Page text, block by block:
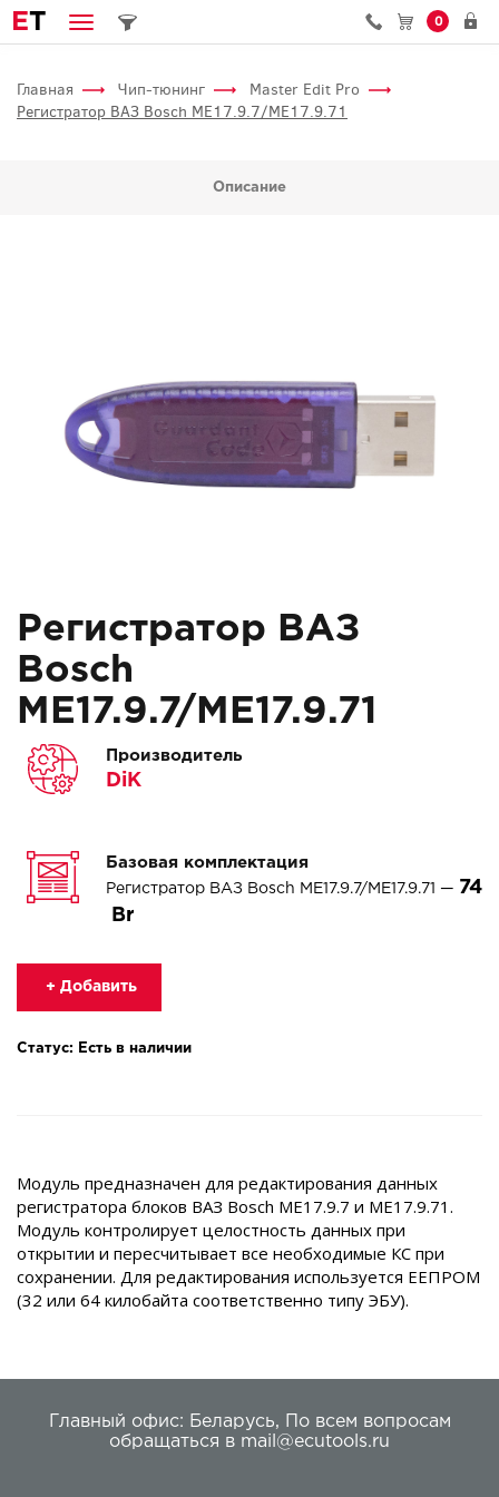
ET 0
Главная Чип-тюнинг
Master Edit Pro
Регистратор ВАЗ Bosch ME17.9.7/ME17.9.71
Описание
Регистратор ВАЗ
Bosch
ME17.9.7/ME17.9.71
Производитель
DiK
Базовая комплектация
Регистратор ВАЗ Bosch ME17.9.7/ME17.9.71 — 74
+ Добавить
Статус: Есть в наличии
Модуль предназначен для редактирования данных
регистратора блоков ВАЗ Bosch ME17.9.7 и ME17.9.71.
Модуль контролирует целостность данных при
открытии и пересчитывает все необходимые КС при
сохранении. Для редактирования используется ЕЕПРОМ
(32 или 64 килобайта соответственно типу ЭБУ).
Главный офис: Беларусь,
По всем вопросам
обращаться в mail@ecutools.ru